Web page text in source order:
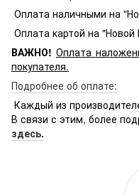
Оплата наличными на
Оплата картой на "Новой
ВАЖНО! Оплата
покупателя.
Подробнее об оплате:
Каждый из
В связи с этим, более
здесь.